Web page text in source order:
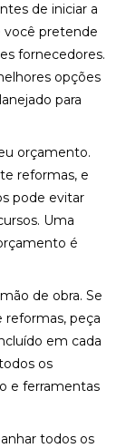
de iniciar a
você pretende
fornecedores.
opções
para
orçamento.
reformas, e
pode evitar
Uma
é
de obra. Se
peça
em cada
os
e ferramentas
todos os